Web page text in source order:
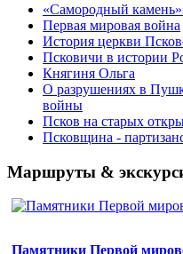
«Самородный камень»
Первая мировая война
История церкви
Псковичи в истории
Княгиня Ольга
О разрушениях в
войны
Псков на старых
Псковщина -
Маршруты &
Памятники Первой